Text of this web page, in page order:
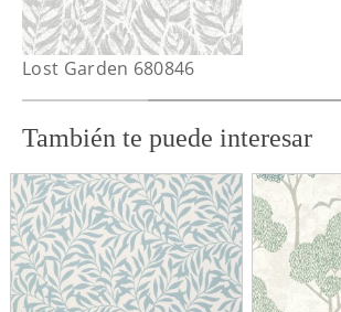
Lost Garden 680846
También te puede interesar